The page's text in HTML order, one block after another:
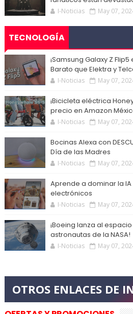
I-Noticias May 07,
TECNOLOGÍA
¡Samsung Galaxy Z Flip5
Barato que Elektra y
I-Noticias May 07,
¡Bicicleta eléctrica
precio en Amazon
I-Noticias May 07,
Bocinas Alexa con
Día de las Madres
I-Noticias May 07,
Aprende a dominar la
electrónicos
I-Noticias May 07,
¡Boeing lanza al
astronautas de la NASA!
I-Noticias May 07,